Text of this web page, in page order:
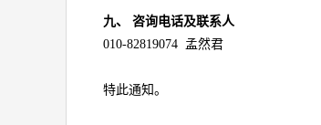
九、 咨询电话及联系人
010-82819074 孟然君
特此通知。